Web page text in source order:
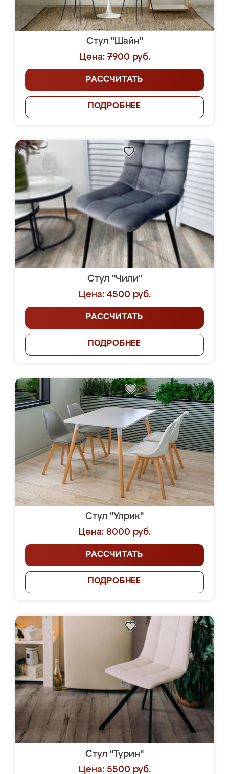
Стул "Шайн"
Цена: 7900 руб.
РАССЧИТАТЬ
ПОДРОБНЕЕ
Стул "Чили"
Цена: 4500 руб.
РАССЧИТАТЬ
ПОДРОБНЕЕ
Стул "Улрик"
Цена: 8000 руб.
РАССЧИТАТЬ
ПОДРОБНЕЕ
Стул "Турин"
Цена: 5500 руб.